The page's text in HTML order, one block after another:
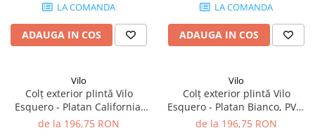
Plinte MDF Premium
Accesorii Plinte
Colt Interior Plinta
Imbinare Plinta
Accesorii
LA COMANDA
ADAUGA IN COS
LA COMANDA
ADAUGA IN COS
Vilo
Colț exterior plintă Vilo
Esquero - Platan California,
PVC, 20 buc/cutie, compatibil
de la 196,75 RON
Vilo
Colț exterior plintă Vilo
Esquero - Platan Bianco, PVC,
20 buc/cutie, compatibil
de la 196,75 RON